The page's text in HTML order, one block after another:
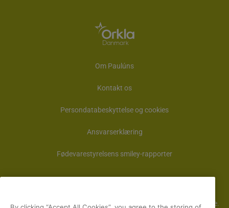
Om Paulúns
Kontakt os
Persondatabeskyttelse og cookies
Ansvarserklæring
Fødevarestyrelsens smiley-rapporter
forbedre hjemmesiden samt til analyse og interessebaseret reklame.